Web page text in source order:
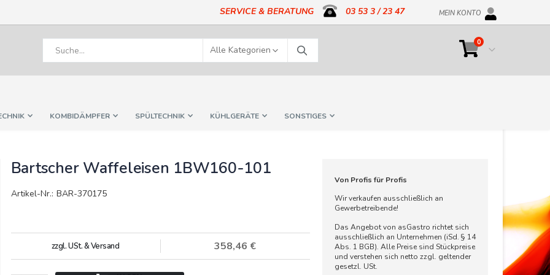
SERVICE & BERATUNG 03 53 3 / 23 47 MEIN KONTO
Cart
0Artikel
Suche
KOMBIDÄMPFER SPÜLTECHNIK KÜHLGERÄTE SONSTIGES
Bartscher Waffeleisen 1BW160-101
Artikel-Nr.: BAR-370175
358,46 €
zzgl. USt. & Versand
Von Profis für Profis
Wir verkaufen ausschließlich an
Gewerbetreibende!
Das Angebot von asGastro richtet sich
ausschließlich an Unternehmen (iSd. § 14
Abs. 1 BGB). Alle Preise sind Stückpreise
und verstehen sich netto zzgl. geltender
gesetzl. USt.